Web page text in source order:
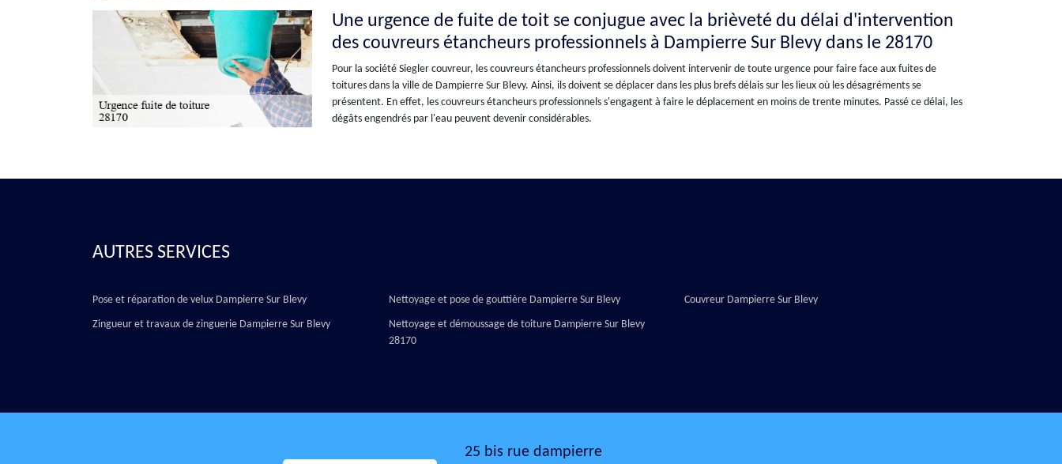
Une urgence de fuite de toit se conjugue avec la brièveté du délai d'intervention
des couvreurs étancheurs professionnels à Dampierre Sur Blevy dans le 28170
Pour la société Siegler couvreur, les couvreurs étancheurs professionnels doivent intervenir de toute urgence pour faire face aux fuites de
toitures dans la ville de Dampierre Sur Blevy. Ainsi, ils doivent se déplacer dans les plus brefs délais sur les lieux où les désagréments se
présentent. En effet, les couvreurs étancheurs professionnels s'engagent à faire le déplacement en moins de trente minutes. Passé ce délai, les
dégâts engendrés par l'eau peuvent devenir considérables.
AUTRES SERVICES
Pose et réparation de velux Dampierre Sur Blevy
Zingueur et travaux de zinguerie Dampierre Sur Blevy
Nettoyage et pose de gouttière Dampierre Sur Blevy
Nettoyage et démoussage de toiture Dampierre Sur Blevy
28170
Couvreur Dampierre Sur Blevy
25 bis rue dampierre